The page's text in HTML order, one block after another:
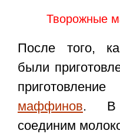
Творожные
После того,
были
маффинов. В
соединим